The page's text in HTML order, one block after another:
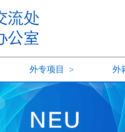
外专项目 > 外